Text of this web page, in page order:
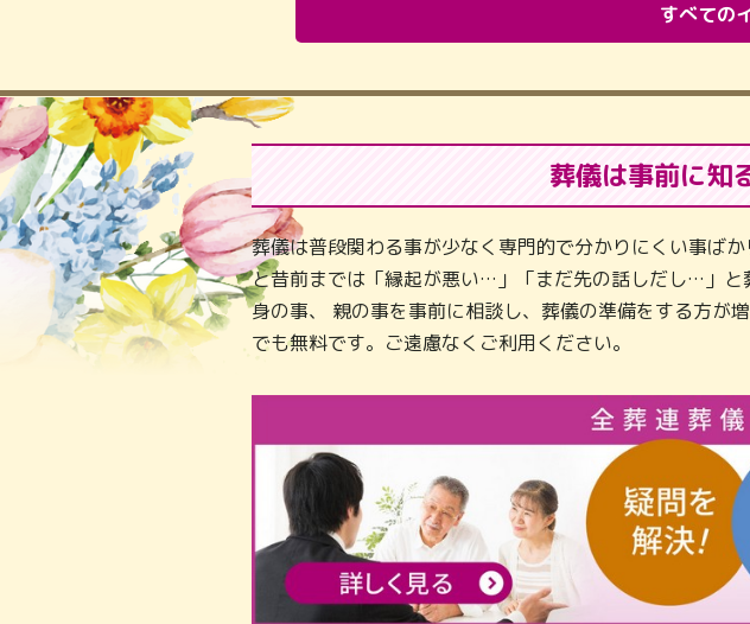
すべての
葬儀は事前に知
葬儀は普段関わる事が少なく専門的で分かりにくい事ば
と昔前までは「縁起が悪い…」「まだ先の話しだし…」
身の事、 親の事を事前に相談し、葬儀の準備をする方が
でも無料です。ご遠慮なくご利用ください。